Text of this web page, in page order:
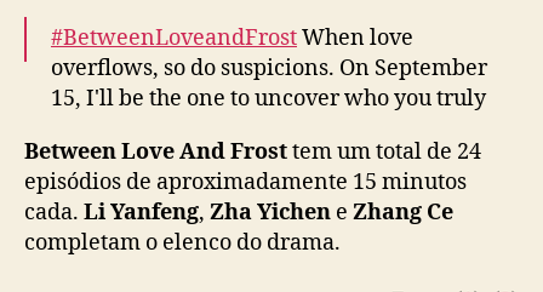
e
t
e
n
L
o
#BetweenLoveandFrostWhen love
overflows, so do suspicions. On September
15, I'll be the one to uncover who you truly
Lead Starring:#WangJunhao#HanLeyao#半
城风月半城雪 #王钧浩 #韩乐瑶 #YOUKU#优酷
pic.twitter.com/KitBbADsdk
Between Love And Frosttem um total de 24
episódios de aproximadamente 15 minutos
cada. Li Yanfeng, Zha Yichen e Zhang Ce
completam o elenco do drama.